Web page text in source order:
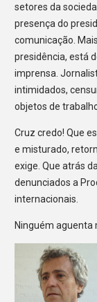
setores da
presença do
comunicação.
presidência, está
imprensa.
intimidados,
objetos de
Cruz credo! Que
e misturado,
exige. Que atrás
denunciados a
internacionais.
Ninguém aguenta